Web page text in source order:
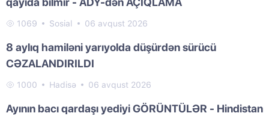
1069 Sosial 06 avqust 2026
8 aylıq hamiləni yarıyolda düşürdən sürücü
CƏZALANDIRILDI
1000 Hadisə 06 avqust 2026
Ayının bacı qardaşı yediyi GÖRÜNTÜLƏR - Hindistan